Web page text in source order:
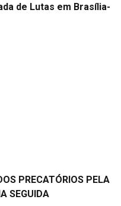
de Lutas em Brasília-
PRECATÓRIOS PELA
SEGUIDA